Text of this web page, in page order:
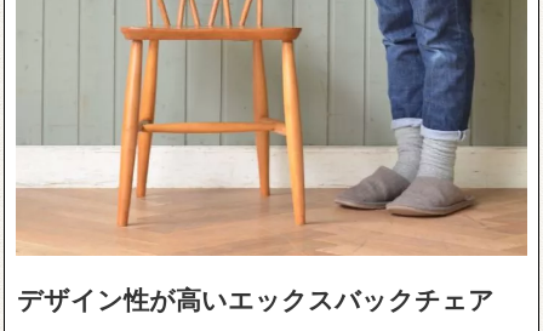
デザイン性が高いエックスバックチェア